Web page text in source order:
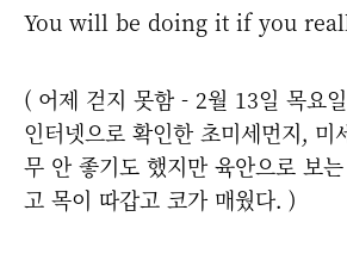
You will be doing it if you
( 어제 걷지 못함 - 2월 13일 목요
인터넷으로 확인한 초미세먼지, 미
무 안 좋기도 했지만 육안으로 보
고 목이 따갑고 코가 매웠다. )